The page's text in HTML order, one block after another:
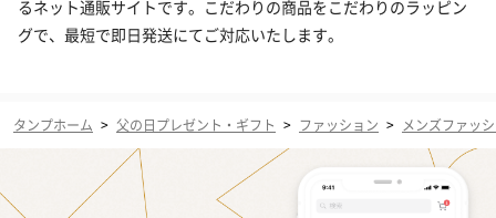
るネット通販サイトです。こだわりの商品をこだわりのラッピン
グで、最短で即日発送にてご対応いたします。
タンプホーム > 父の日プレゼント・ギフト > ファッション > メンズファッ